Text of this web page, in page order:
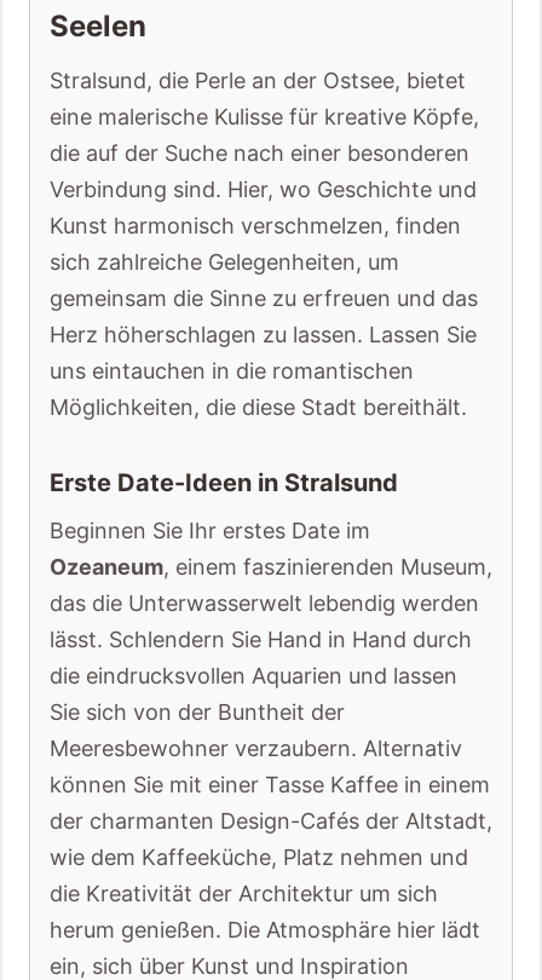
Seelen
Stralsund, die Perle an der Ostsee, bietet
eine malerische Kulisse für kreative Köpfe,
die auf der Suche nach einer besonderen
Verbindung sind. Hier, wo Geschichte und
Kunst harmonisch verschmelzen, finden
sich zahlreiche Gelegenheiten, um
gemeinsam die Sinne zu erfreuen und das
Herz höherschlagen zu lassen. Lassen Sie
uns eintauchen in die romantischen
Möglichkeiten, die diese Stadt bereithält.
Erste Date-Ideen in Stralsund
Beginnen Sie Ihr erstes Date im
Ozeaneum, einem faszinierenden Museum,
das die Unterwasserwelt lebendig werden
lässt. Schlendern Sie Hand in Hand durch
die eindrucksvollen Aquarien und lassen
Sie sich von der Buntheit der
Meeresbewohner verzaubern. Alternativ
können Sie mit einer Tasse Kaffee in einem
der charmanten Design-Cafés der Altstadt,
wie dem Kaffeeküche, Platz nehmen und
die Kreativität der Architektur um sich
herum genießen. Die Atmosphäre hier lädt
ein, sich über Kunst und Inspiration